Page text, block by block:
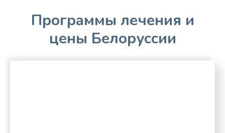
Программы лечения и
цены Белоруссии